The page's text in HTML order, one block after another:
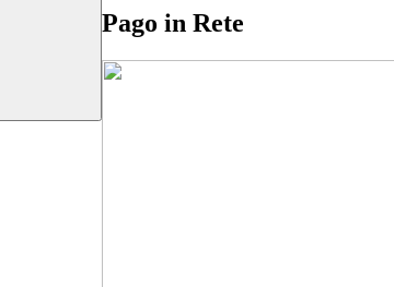
Pago in Rete